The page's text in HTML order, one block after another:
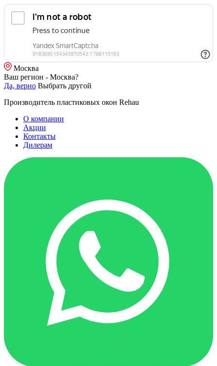
Москва
Ваш регион - Москва?
Да, верно Выбрать другой
Производитель пластиковых окон Rehau
О компании
Акции
Контакты
Дилерам